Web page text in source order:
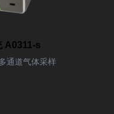
A0311-s
通道气体采样